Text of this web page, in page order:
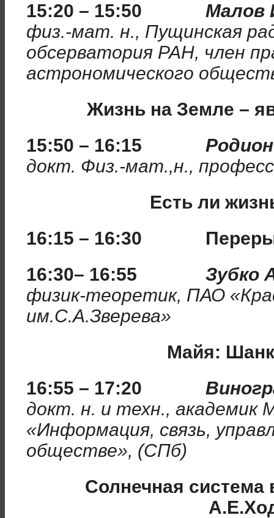
15:20 – 15:50 Малов
физ.-мат. н., Пущинская
обсерватория РАН, член
астрономического
Жизнь на Земле –
15:50 – 16:15
докт. Физ.-мат.,н.,
Есть ли
16:15 – 16:30
16:30– 16:55 Зубко
физик-теоретик, ПАО
им.С.А.Зверева»
Майя:
16:55 – 17:20
докт. н. и техн., академик
«Информация, связь,
обществе», (СПб)
Солнечная система